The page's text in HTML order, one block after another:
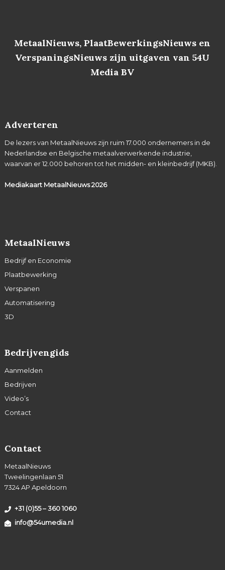
MetaalNieuws, PlaatBewerkingsNieuws en
VerspaningsNieuws zijn uitgaven van 54U
Media BV
Adverteren
De lezers van MetaalNieuws zijn ruim 17.000 ondernemers in de
Nederlandse en Belgische metaalverwerkende industrie,
waarvan er 12.000 behoren tot het midden- en kleinbedrijf (MKB).
Mediakaart MetaalNieuws2026
MetaalNieuws
Bedrijf en Economie
Plaatbewerking
Verspanen
Automatisering
3D
Bedrijvengids
Aanmelden
Bedrijven
Video’s
Contact
Contact
MetaalNieuws
Tweelingenlaan 51
7324 AP Apeldoorn
+31 (0)55 – 360 1060
info@54umedia.nl